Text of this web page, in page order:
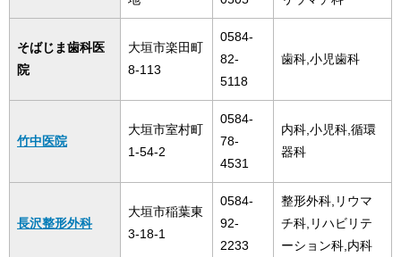
そばじま歯科医
院
大垣市楽田町
8-113
0584-
82-
5118
歯科,小児歯科
竹中医院
大垣市室村町
1-54-2
0584-
78-
4531
内科,小児科,循環
器科
長沢整形外科
大垣市稲葉東
3-18-1
0584-
92-
2233
整形外科,リウマ
チ科,リハビリテ
ーション科,内科